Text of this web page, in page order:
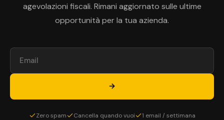
agevolazioni fiscali. Rimani aggiornato sulle ultime
opportunità per la tua azienda.
→
Zero spam Cancella quando vuoi 1 email / settimana